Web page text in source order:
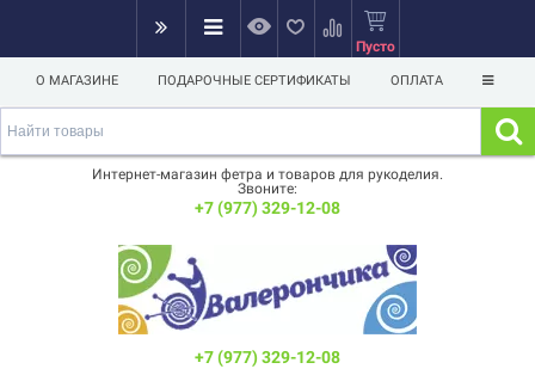
Пусто
О МАГАЗИНЕ ПОДАРОЧНЫЕ СЕРТИФИКАТЫ ОПЛАТА
Интернет-магазин фетра и товаров для рукоделия.
Звоните:
+7 (977) 329-12-08
+7 (977) 329-12-08